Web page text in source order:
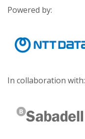
Powered by:
In collaboration with: